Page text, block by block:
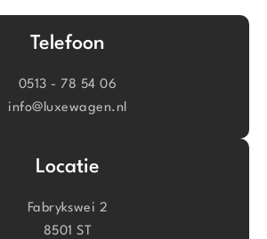
Telefoon
0513 - 78 54 06
info@luxewagen.nl
Locatie
Fabrykswei 2
8501 ST